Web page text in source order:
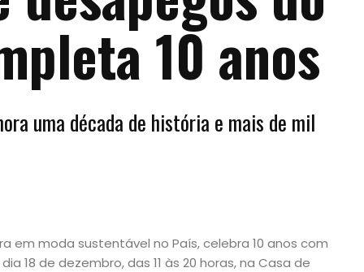
10 anos
uma década de história e mais de mil
em moda sustentável no País, celebra 10 anos com
18 de dezembro, das 11 às 20 horas, na Casa de